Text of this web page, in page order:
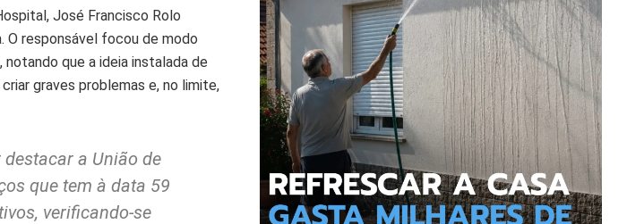
José Francisco Rolo
O responsável focou de modo
que a ideia instalada de
graves problemas e, no limite,
a União de
que tem à data 59
verificando-se